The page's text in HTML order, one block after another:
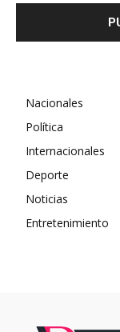
Nacionales
Política
Internacionales
Deporte
Noticias
Entretenimiento